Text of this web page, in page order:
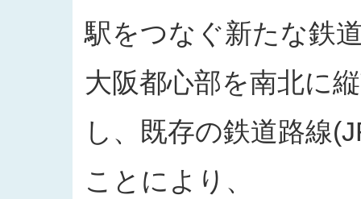
駅をつなぐ新たな鉄
大阪都心部を南北に
し、既存の鉄道路線
ことにより、